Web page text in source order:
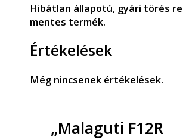
Hibátlan állapotú, gyári törés
mentes termék.
Értékelések
Még nincsenek értékelések.
„Malaguti F12R